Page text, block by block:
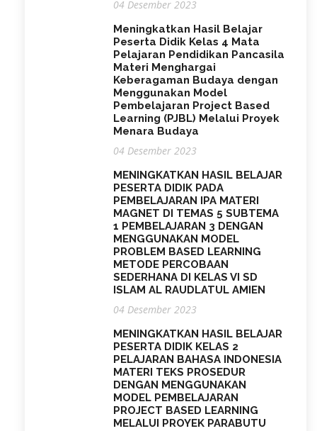
04 Desember 2023
Meningkatkan Hasil Belajar
Peserta Didik Kelas 4 Mata
Pelajaran Pendidikan Pancasila
Materi Menghargai
Keberagaman Budaya dengan
Menggunakan Model
Pembelajaran Project Based
Learning (PJBL) Melalui Proyek
Menara Budaya
04 Desember 2023
MENINGKATKAN HASIL BELAJAR
PESERTA DIDIK PADA
PEMBELAJARAN IPA MATERI
MAGNET DI TEMAS 5 SUBTEMA
1 PEMBELAJARAN 3 DENGAN
MENGGUNAKAN MODEL
PROBLEM BASED LEARNING
METODE PERCOBAAN
SEDERHANA DI KELAS VI SD
ISLAM AL RAUDLATUL AMIEN
04 Desember 2023
MENINGKATKAN HASIL BELAJAR
PESERTA DIDIK KELAS 2
PELAJARAN BAHASA INDONESIA
MATERI TEKS PROSEDUR
DENGAN MENGGUNAKAN
MODEL PEMBELAJARAN
PROJECT BASED LEARNING
MELALUI PROYEK PARABUTU